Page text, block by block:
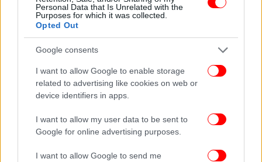
Personal Data that Is Unrelated with the
Purposes for which it was collected.
Opted Out
Google consents
I want to allow Google to enable storage
related to advertising like cookies on web or
device identifiers in apps.
I want to allow my user data to be sent to
Google for online advertising purposes.
I want to allow Google to send me